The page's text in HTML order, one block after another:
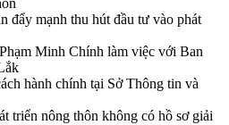
đẩy mạnh thu hút đầu tư vào phát
Minh Chính làm việc với Ban
hành chính tại Sở Thông tin và
triển nông thôn không có hồ sơ giải